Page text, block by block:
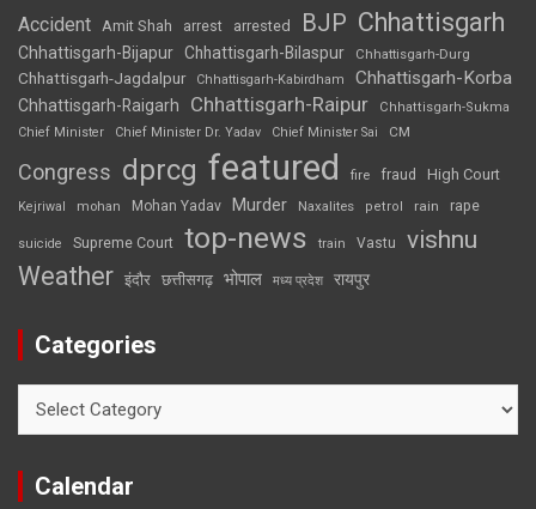
Accident Amit Shah arrest arrested BJP Chhattisgarh
Chhattisgarh-Bijapur Chhattisgarh-Bilaspur Chhattisgarh-Durg
Chhattisgarh-Jagdalpur Chhattisgarh-Kabirdham Chhattisgarh-Korba
Chhattisgarh-Raigarh Chhattisgarh-Raipur
Chhattisgarh-Sukma
Chief Minister
Chief Minister Dr. Yadav Chief Minister Sai CM
Congress dprcg featured fire fraud High Court
Kejriwal mohan Mohan Yadav Murder Naxalites petrol rain rape
suicide Supreme Court top-news train Vastu vishnu
Weather इंदौर छत्तीसगढ़ भोपाल मध्य प्रदेश रायपुर
Categories
Calendar